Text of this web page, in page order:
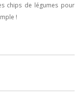
chips de légumes pour
!